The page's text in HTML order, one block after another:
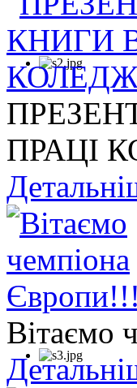
ПРАЦІ
Вітаємо